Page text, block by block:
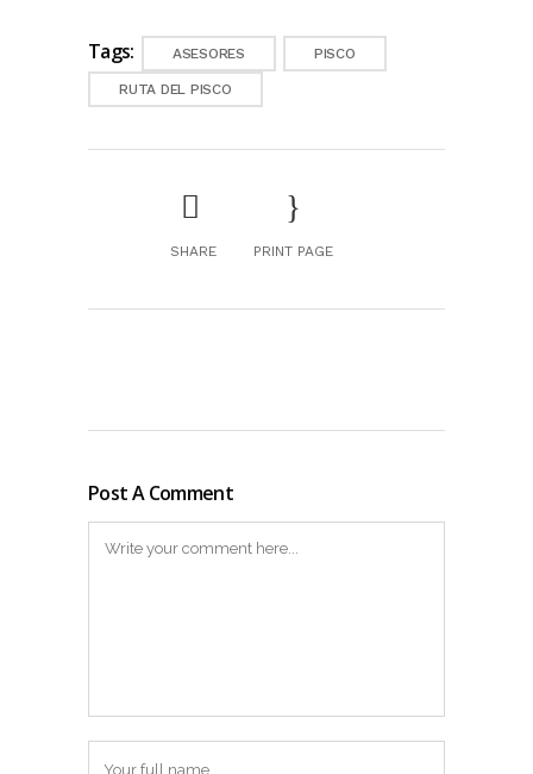
Tags: ASESORES PISCO
RUTA DEL PISCO
SHARE PRINT PAGE
Post A Comment